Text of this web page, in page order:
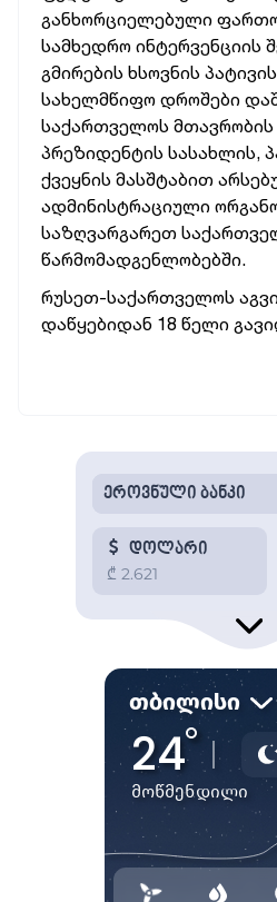
განხორციელებული
სამხედრო
გმირების ხსოვნის
სახელმწიფო დროშები
საქართველოს მთავრობის
პრეზიდენტის სასახლის,
ქვეყნის მასშტაბით
ადმინისტრაციული
საზღვარგარეთ
წარმომადგენლობებში.
რუსეთ-საქართველოს
დაწყებიდან 18 წელი